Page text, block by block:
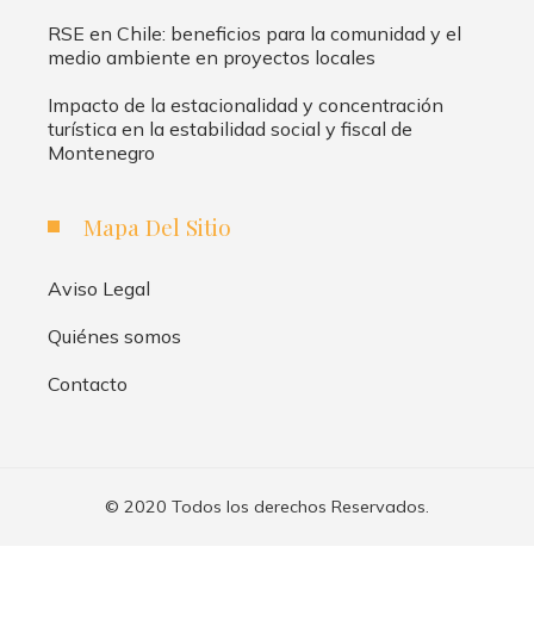
RSE en Chile: beneficios para la comunidad y el
medio ambiente en proyectos locales
Impacto de la estacionalidad y concentración
turística en la estabilidad social y fiscal de
Montenegro
Mapa Del Sitio
Aviso Legal
Quiénes somos
Contacto
© 2020 Todos los derechos Reservados.